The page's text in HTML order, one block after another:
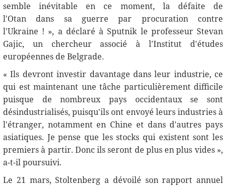
semble inévitable en ce moment, la défaite de
l'Otan dans sa guerre par procuration contre
l'Ukraine ! », a déclaré à Sputnik le professeur Stevan
Gajiс, un chercheur associé à l'Institut d'études
européennes de Belgrade.
« Ils devront investir davantage dans leur industrie, ce
qui est maintenant une tâche particulièrement difficile
puisque de nombreux pays occidentaux se sont
désindustrialisés, puisqu'ils ont envoyé leurs industries à
l'étranger, notamment en Chine et dans d'autres pays
asiatiques. Je pense que les stocks qui existent sont les
premiers à partir. Donc ils seront de plus en plus vides »,
a-t-il poursuivi.
Le 21 mars, Stoltenberg a dévoilé son rapport annuel